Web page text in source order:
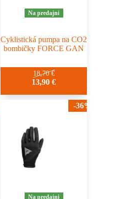
Na predajni
Cyklistická pumpa na CO2
bombičky FORCE GAN
18,70€
13,90€
-36%
Na predajni